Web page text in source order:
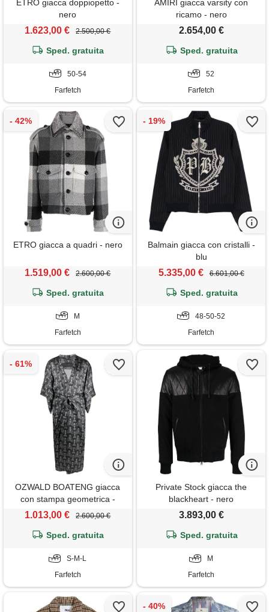
ETRO giacca doppiopetto -
nero
1.623,00 € 2.500,00 €
Sped. gratuita
50-54
Farfetch
AMIRI giacca varsity con
ricamo - nero
2.654,00 €
Sped. gratuita
52
Farfetch
ETRO giacca a quadri - nero
1.519,00 € 2.600,00 €
Sped. gratuita
M
Farfetch
Balmain giacca con cristalli -
blu
5.335,00 € 6.601,00 €
Sped. gratuita
48-50-52
Farfetch
OZWALD BOATENG giacca
con stampa geometrica -
bianco
1.013,00 € 2.600,00 €
Sped. gratuita
S-M-L
Farfetch
Private Stock giacca the
blackheart - nero
3.893,00 €
Sped. gratuita
M
Farfetch